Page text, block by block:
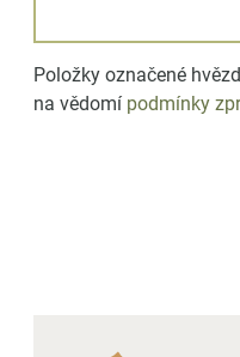
Položky označené
na vědomí podmínky